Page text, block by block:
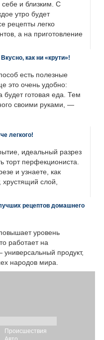
и близким. С
утро будет
рецепты легко
а на приготовление
как ни «крути»!
есть полезные
это очень удобно:
будет готовая еда. Тем
своими руками, —
легкого!
идеальный разрез
торт перфекциониста.
и узнаете, как
хрустящий слой,
рецептов домашнего
уровень
работает на
продукт,
народов мира.
Происшествия